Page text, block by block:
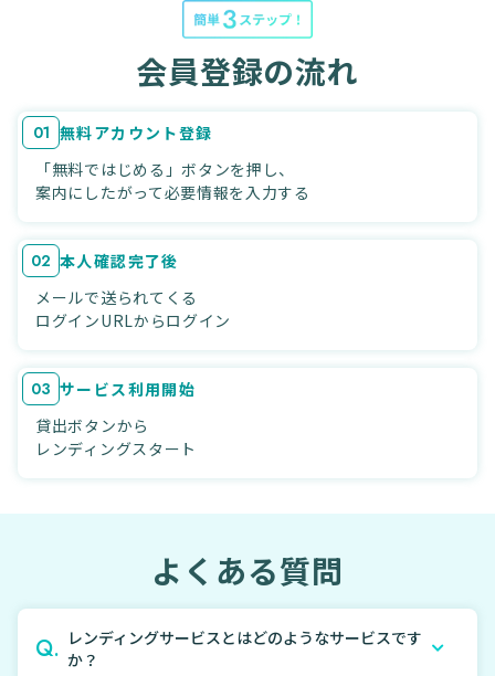
会員登録の流れ
01 無料アカウント登録
「無料ではじめる」ボタンを押し、
案内にしたがって必要情報を入力する
02 本人確認完了後
メールで送られてくる
ログインURLからログイン
03 サービス利用開始
貸出ボタンから
レンディングスタート
よくある質問
Q. レンディングサービスとはどのようなサービスです
か？